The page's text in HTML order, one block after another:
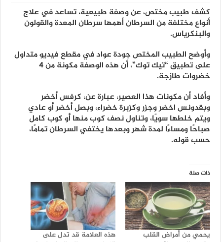
كشف طبيب مختص، عن وصفة طبيعية، تساعد في علاج
أنواع مختلفة من السرطان أهمها سرطان المعدة والقولون
والبنكرياس.
وأوضح الطبيب المختص جودة عواد في مقطع فيديو متداول
على تطبيق “تيك توك”، أن هذه الوصفة مكونة من 4
خضروات طازجة.
وأفاد أن مكونات هذا العصير، عبارة عن، كرفس أخضر
وبقدونس اخضر وجزر وكزبرة خضراء، وبصل أخضر أو عادي
ويتم خلطها سويًا، وتناول نصف كوب منها أو كوب كامل
صباحًا ومساءًا لمدة شهر وبعدها يختفي السرطان تمامًا،
حسب قوله.
ذات صلة
يحمي من أمراض القلب
هذه العلامة قد تدل على